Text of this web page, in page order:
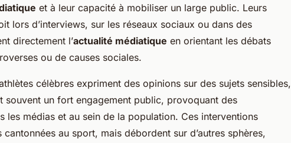
et à leur capacité à mobiliser un large public. Leurs
lors d’interviews, sur les réseaux sociaux ou dans des
directement l’actualité médiatique en orientant les débats
ou de causes sociales.
célèbres expriment des opinions sur des sujets sensibles,
souvent un fort engagement public, provoquant des
les médias et au sein de la population. Ces interventions
au sport, mais débordent sur d’autres sphères,